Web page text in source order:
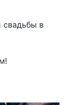
свадьбы в